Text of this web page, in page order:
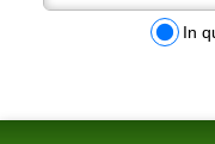
In